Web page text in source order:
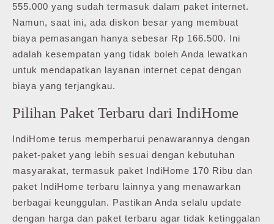
555.000 yang sudah termasuk dalam paket internet.
Namun, saat ini, ada diskon besar yang membuat
biaya pemasangan hanya sebesar Rp 166.500. Ini
adalah kesempatan yang tidak boleh Anda lewatkan
untuk mendapatkan layanan internet cepat dengan
biaya yang terjangkau.
Pilihan Paket Terbaru dari IndiHome
IndiHome terus memperbarui penawarannya dengan
paket-paket yang lebih sesuai dengan kebutuhan
masyarakat, termasuk paket IndiHome 170 Ribu dan
paket IndiHome terbaru lainnya yang menawarkan
berbagai keunggulan. Pastikan Anda selalu update
dengan harga dan paket terbaru agar tidak ketinggalan